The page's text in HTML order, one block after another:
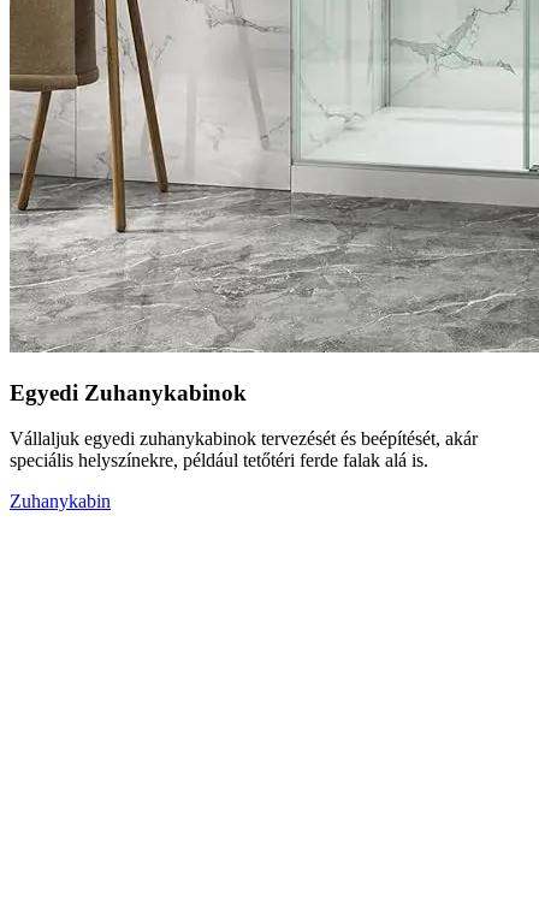
Egyedi Zuhanykabinok
Vállaljuk egyedi zuhanykabinok tervezését és beépítését, akár
speciális helyszínekre, például tetőtéri ferde falak alá is.
Zuhanykabin